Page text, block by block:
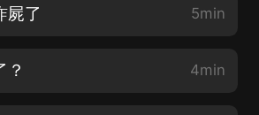
屍了 5min
？ 4min